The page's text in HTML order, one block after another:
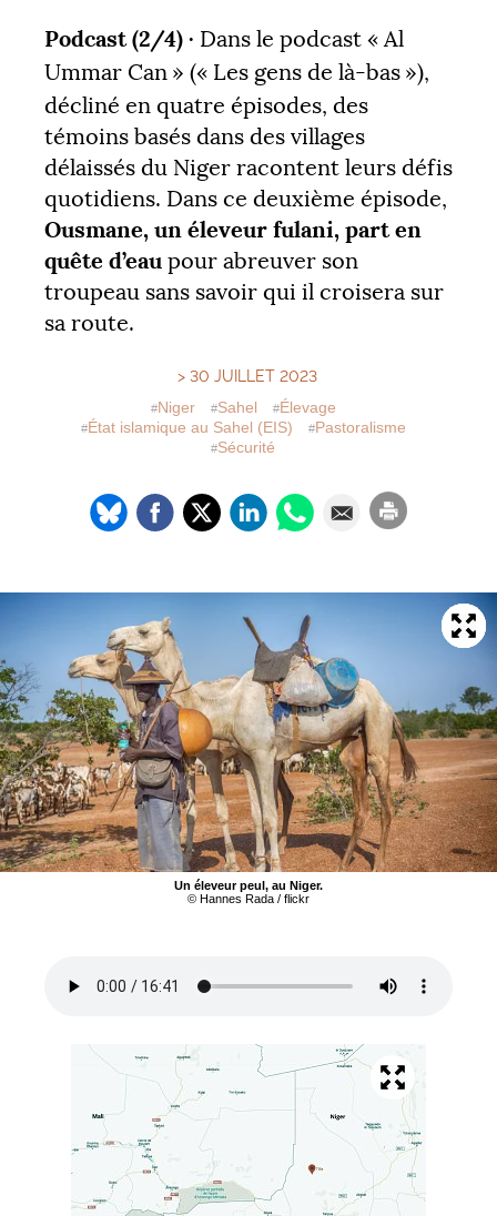
Podcast (2/4) · Dans le podcast « Al
Ummar Can » (« Les gens de là-bas »),
décliné en quatre épisodes, des
témoins basés dans des villages
délaissés du Niger racontent leurs défis
quotidiens. Dans ce deuxième épisode,
Ousmane, un éleveur fulani, part en
quête d’eau pour abreuver son
troupeau sans savoir qui il croisera sur
sa route.
> 30 JUILLET 2023
Niger Sahel
Élevage
État islamique au Sahel (EIS)
Pastoralisme
Sécurité
Un éleveur peul, au Niger.
© Hannes Rada / flickr